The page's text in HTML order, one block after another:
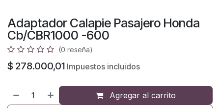
Adaptador Calapie Pasajero Honda
Cb/CBR1000 -600
(0 reseña)
$ 278.000,01 Impuestos incluidos
Agregar al carrito